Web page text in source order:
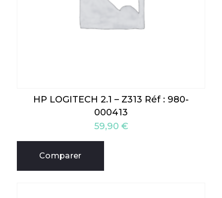
HP LOGITECH 2.1 – Z313 Réf : 980-
000413
59,90 €
Comparer